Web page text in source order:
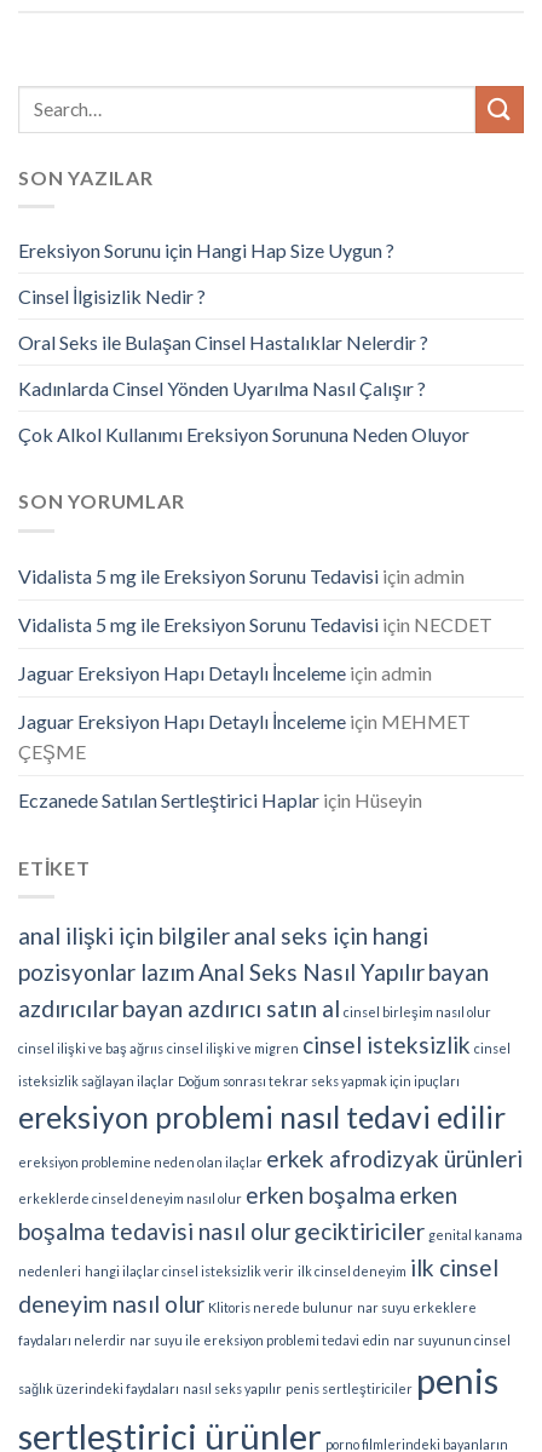
SON YAZILAR
Ereksiyon Sorunu için Hangi Hap Size Uygun ?
Cinsel İlgisizlik Nedir ?
Oral Seks ile Bulaşan Cinsel Hastalıklar Nelerdir ?
Kadınlarda Cinsel Yönden Uyarılma Nasıl Çalışır ?
Çok Alkol Kullanımı Ereksiyon Sorununa Neden Oluyor
SON YORUMLAR
Vidalista 5 mg ile Ereksiyon Sorunu Tedavisi için admin
Vidalista 5 mg ile Ereksiyon Sorunu Tedavisi için NECDET
Jaguar Ereksiyon Hapı Detaylı İnceleme için admin
Jaguar Ereksiyon Hapı Detaylı İnceleme için MEHMET
ÇEŞME
Eczanede Satılan Sertleştirici Haplar için Hüseyin
ETİKET
anal ilişki için bilgileranal seks için hangi
pozisyonlar lazımAnal Seks Nasıl Yapılırbayan
azdırıcılarbayan azdırıcı satın al cinsel birleşim nasıl olur
cinsel ilişki ve baş ağrııs cinsel ilişki ve migren cinsel isteksizlik cinsel
isteksizlik sağlayan ilaçlar Doğum sonrası tekrar seks yapmak için ipuçları
ereksiyon problemi nasıl tedavi edilir
ereksiyon problemine neden olan ilaçlar erkek afrodizyak ürünleri
erkeklerde cinsel deneyim nasıl olur erken boşalma erken
boşalma tedavisi nasıl olurgeciktiriciler genital kanama
nedenleri hangi ilaçlar cinsel isteksizlik verir ilk cinsel deneyim ilk cinsel
deneyim nasıl olur Klitoris nerede bulunur nar suyu erkeklere
faydaları nelerdir nar suyu ile ereksiyon problemi tedavi edin nar suyunun cinsel
sağlık üzerindeki faydaları nasıl seks yapılır penis sertleştiriciler penis
sertleştirici ürünler porno filmlerindeki bayanların